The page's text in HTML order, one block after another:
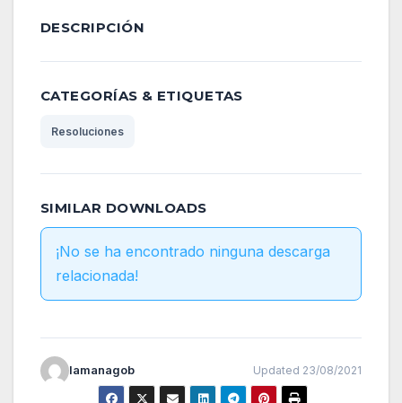
DESCRIPCIÓN
CATEGORÍAS & ETIQUETAS
Resoluciones
SIMILAR DOWNLOADS
¡No se ha encontrado ninguna descarga
relacionada!
lamanagob Updated 23/08/2021